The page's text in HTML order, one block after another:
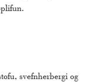
svefnherbergi og